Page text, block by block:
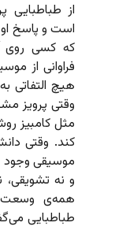
از طباطبایی
است و پاسخ
که کسی روی
فراوانی از
هیچ التفاتی
وقتی پرویز
مثل کامبیز
کند. وقتی
موسیقی وجود
و نه تشویقی،
همه‌ی وسعت‌
طباطبایی